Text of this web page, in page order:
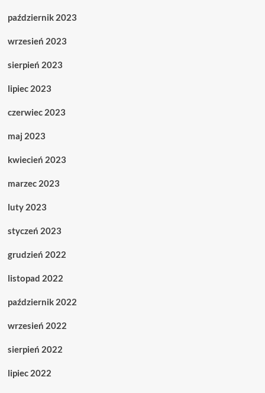
październik 2023
wrzesień 2023
sierpień 2023
lipiec 2023
czerwiec 2023
maj 2023
kwiecień 2023
marzec 2023
luty 2023
styczeń 2023
grudzień 2022
listopad 2022
październik 2022
wrzesień 2022
sierpień 2022
lipiec 2022